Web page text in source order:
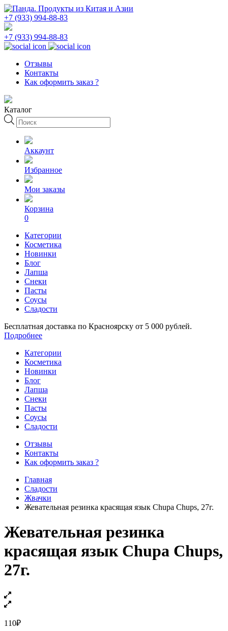
+7 (933) 994-88-83
+7 (933) 994-88-83
Отзывы
Контакты
Как оформить заказ ?
Каталог
Поиск
товаров
Аккаунт
Избранное
Мои заказы
Корзина
0
Категории
Косметика
Новинки
Блог
Лапша
Снеки
Пасты
Соусы
Сладости
Бесплатная доставка по Красноярску от 5 000 рублей.
Подробнее
Категории
Косметика
Новинки
Блог
Лапша
Снеки
Пасты
Соусы
Сладости
Отзывы
Контакты
Как оформить заказ ?
Главная
Сладости
Жвачки
Жевательная резинка красящая язык Chupa Chups, 27г.
Жевательная резинка
красящая язык Chupa Chups,
27г.
110₽